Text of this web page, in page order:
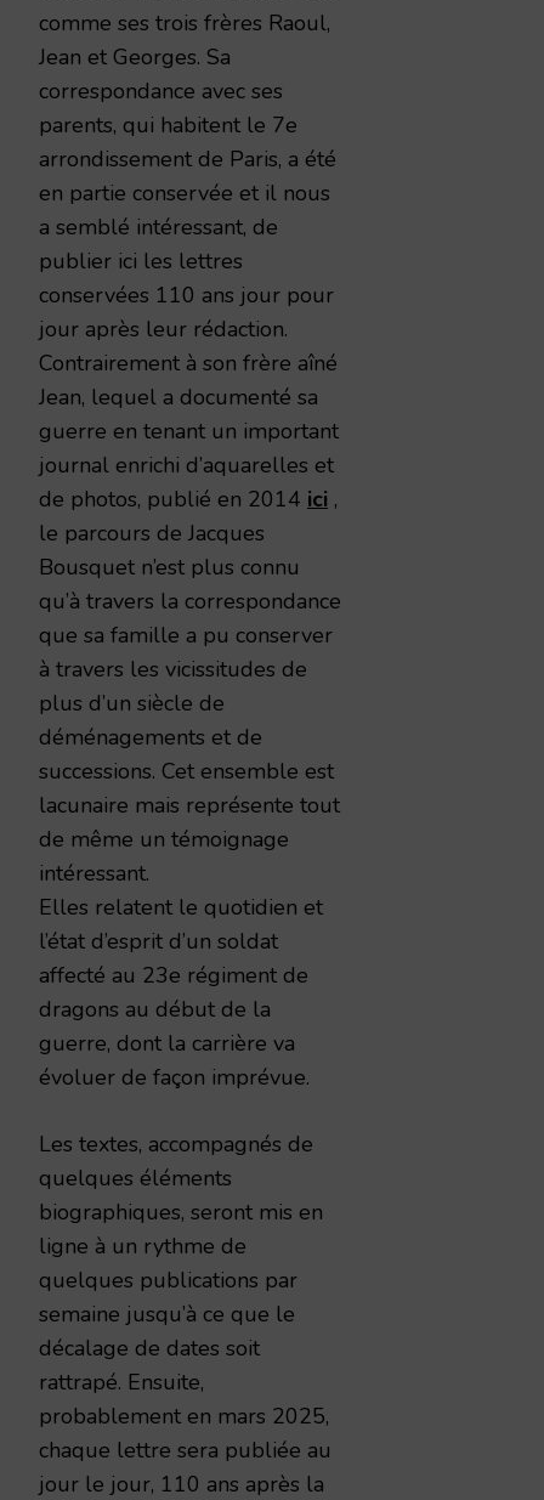
comme ses trois frères Raoul,
Jean et Georges. Sa
correspondance avec ses
parents, qui habitent le 7e
arrondissement de Paris, a été
en partie conservée et il nous
a semblé intéressant, de
publier ici les lettres
conservées 110 ans jour pour
jour après leur rédaction.
Contrairement à son frère aîné
Jean, lequel a documenté sa
guerre en tenant un important
journal enrichi d’aquarelles et
de photos, publié en 2014 ici ,
le parcours de Jacques
Bousquet n’est plus connu
qu’à travers la correspondance
que sa famille a pu conserver
à travers les vicissitudes de
plus d’un siècle de
déménagements et de
successions. Cet ensemble est
lacunaire mais représente tout
de même un témoignage
intéressant.
Elles relatent le quotidien et
l’état d’esprit d’un soldat
affecté au 23e régiment de
dragons au début de la
guerre, dont la carrière va
évoluer de façon imprévue.
Les textes, accompagnés de
quelques éléments
biographiques, seront mis en
ligne à un rythme de
quelques publications par
semaine jusqu’à ce que le
décalage de dates soit
rattrapé. Ensuite,
probablement en mars 2025,
chaque lettre sera publiée au
jour le jour, 110 ans après la